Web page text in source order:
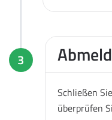
3
Schließen
überprüfen